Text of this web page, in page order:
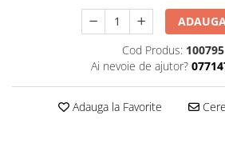
Cod Produs: 100795
Ai nevoie de ajutor?
Adauga la Favorite